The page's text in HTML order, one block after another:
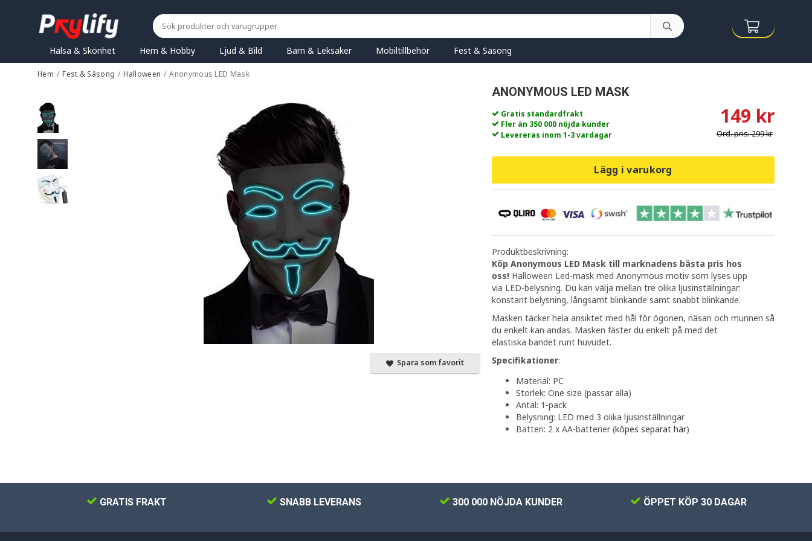
Hälsa & Skönhet Hem & Hobby Ljud & Bild Barn & Leksaker Mobiltillbehör Fest & Säsong
Hem / Fest & Säsong / Halloween / Anonymous LED Mask
ANONYMOUS LED MASK
Gratis standardfrakt
Fler än 350 000 nöjda kunder
Levereras inom 1-3 vardagar
149 kr
Ord. pris:299 kr
Lägg i varukorg
Produktbeskrivning:
Köp Anonymous LED Mask till marknadens bästa pris hos
oss! Halloween Led-mask med Anonymous motiv som lyses upp
via LED-belysning. Du kan välja mellan tre olika ljusinställningar:
konstant belysning, långsamt blinkande samt snabbt blinkande.
Masken täcker hela ansiktet med hål för ögonen, näsan och munnen så
du enkelt kan andas. Masken fäster du enkelt på med det
elastiska bandet runt huvudet.
Specifikationer:
Material: PC
Storlek: One size (passar alla)
Antal: 1-pack
Belysning: LED med 3 olika ljusinställningar
Batteri: 2 x AA-batterier (köpes separat här)
Spara som favorit
GRATIS FRAKT SNABB LEVERANS 300 000 NÖJDA KUNDER ÖPPET KÖP 30 DAGAR